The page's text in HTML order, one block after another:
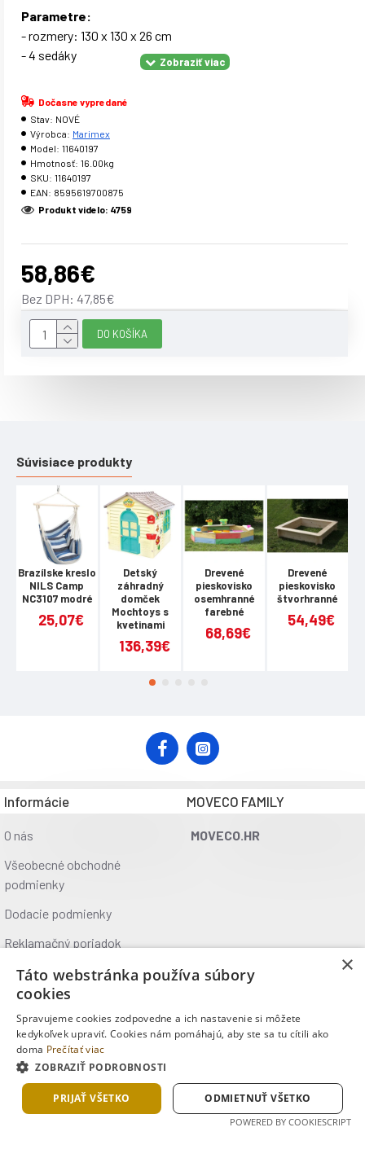
Parametre:
- rozmery: 130 x 130 x 26 cm
- 4 sedáky
- ochranná sieť je súčasťou balenia (sieťkovaná plachta
proti zanášaniu nečistôt)
- nie je povrchovo upravené
- výroba v CR z starostlivo vybraného, borovicového dreva
- je v súlade s EN-71
- dodávka v rozloženom stave v krabici (potrebnej skrutky a
klince sú v balení)
58,86€
Bez DPH: 47,85€
Dočasne vypredané
Stav: NOVÉ
Výrobca: Marimex
Model: 11640197
Hmotnosť: 16.00kg
SKU: 11640197
EAN: 8595619700875
Produkt videlo: 4759
DO KOŠÍKA
Súvisiace produkty
Brazílske kreslo
NILS Camp
NC3107 modré
25,07€
Detský
záhradný
domček
Mochtoys s
kvetinami
136,39€
Drevené
pieskovisko
osemhranné
farebné
68,69€
Drevené
pieskovisko
štvorhranné
54,49€
Informácie
O nás
Všeobecné obchodné
podmienky
Dodacie podmienky
Reklamačný poriadok
Ochrana údajov
Kontakt
Kde nás nájdete
MOVECO FAMILY
MOVECO.HR
Copyright © 2025, MOVECO s.r.o., Všetky práva vyhradené
×
Táto webstránka používa súbory
cookies
Spravujeme cookies zodpovedne a ich nastavenie si môžete
kedykoľvek upraviť. Cookies nám pomáhajú, aby ste sa tu cítili ako
doma Prečítať viac
ZOBRAZIŤ PODROBNOSTI
PRIJAŤ VŠETKO ODMIETNUŤ VŠETKO
POWERED BY COOKIESCRIPT